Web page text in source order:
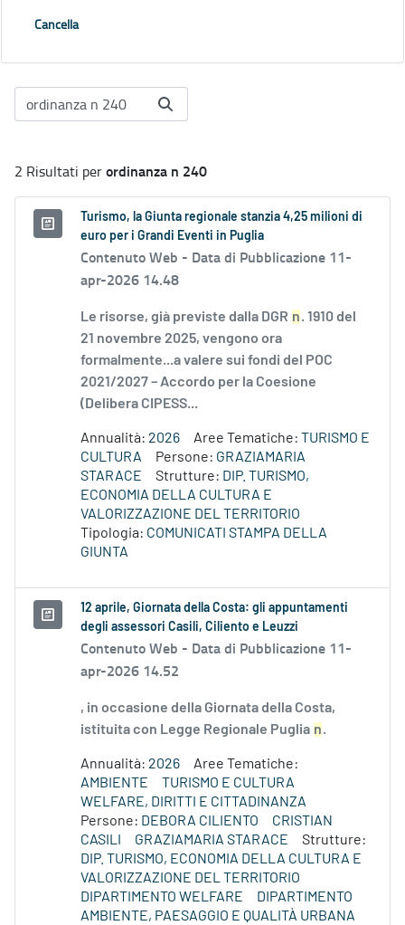
Cancella
2 Risultati perordinanza n 240
Turismo, la Giunta regionale stanzia 4,25 milioni di
euro per i Grandi Eventi in Puglia
Contenuto Web - Data di Pubblicazione 11-
apr-2026 14.48
Le risorse, già previste dalla DGR n. 1910 del
21 novembre 2025, vengono ora
formalmente...a valere sui fondi del POC
2021/2027 – Accordo per la Coesione
(Delibera CIPESS...
Annualità: 2026 Aree Tematiche: TURISMO E
CULTURA
Persone: GRAZIAMARIA
STARACE
Strutture: DIP. TURISMO,
ECONOMIA DELLA CULTURA E
VALORIZZAZIONE DEL TERRITORIO
Tipologia: COMUNICATI STAMPA DELLA
GIUNTA
12 aprile, Giornata della Costa: gli appuntamenti
degli assessori Casili, Ciliento e Leuzzi
Contenuto Web - Data di Pubblicazione 11-
apr-2026 14.52
, in occasione della Giornata della Costa,
istituita con Legge Regionale Puglia n.
Annualità: 2026
Aree Tematiche:
AMBIENTE
TURISMO E CULTURA
WELFARE, DIRITTI E CITTADINANZA
Persone: DEBORA CILIENTO
CRISTIAN
CASILI
GRAZIAMARIA STARACE
Strutture:
DIP. TURISMO, ECONOMIA DELLA CULTURA E
VALORIZZAZIONE DEL TERRITORIO
DIPARTIMENTO WELFARE
DIPARTIMENTO
AMBIENTE, PAESAGGIO E QUALITÀ URBANA